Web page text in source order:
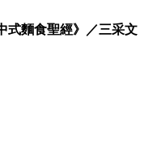
式麵食聖經》／三采文